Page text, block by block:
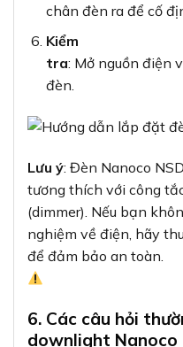
chân đèn ra để cố
Kiểm
tra: Mở nguồn điện
đèn.
Lưu ý: Đèn Nanoco
tương thích với công
(dimmer). Nếu bạn
nghiệm về điện, hãy
để đảm bảo an toàn.
6. Các câu hỏi
downlight Nanoco